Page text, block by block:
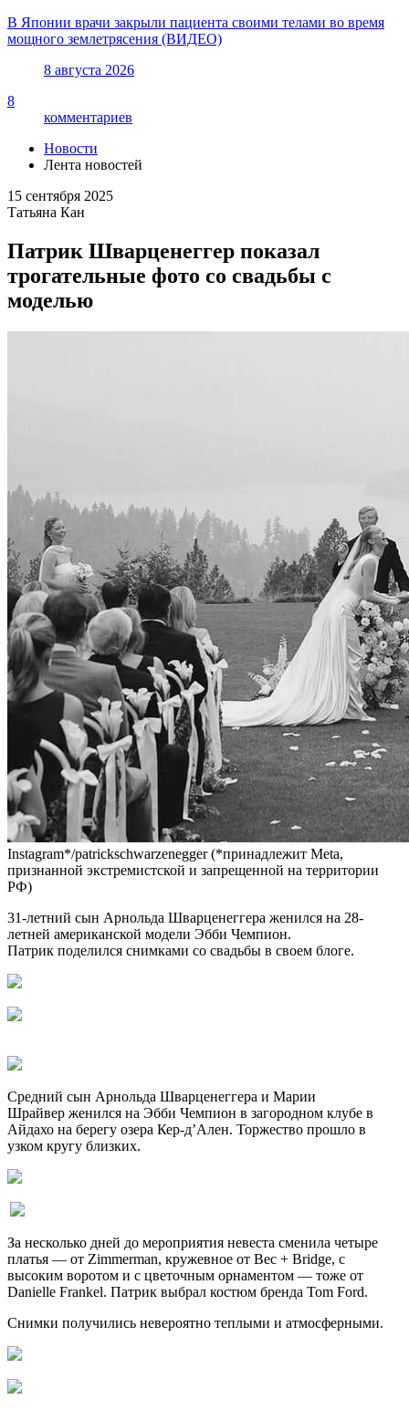
В Японии врачи закрыли пациента своими телами во время
мощного землетрясения (ВИДЕО)
8 августа 2026
8
комментариев
Новости
Лента новостей
15 сентября 2025
Татьяна Кан
Патрик Шварценеггер показал
трогательные фото со свадьбы с
моделью
Instagram*/patrickschwarzenegger (*принадлежит Meta,
признанной экстремистской и запрещенной на территории
РФ)
31-летний сын Арнольда Шварценеггера женился на 28-
летней американской модели Эбби Чемпион.
Патрик поделился снимками со свадьбы в своем блоге.
Средний сын Арнольда Шварценеггера и Марии
Шрайвер женился на Эбби Чемпион в загородном клубе в
Айдахо на берегу озера Кер-д’Ален. Торжество прошло в
узком кругу близких.
За несколько дней до мероприятия невеста сменила четыре
платья — от Zimmerman, кружевное от Bec + Bridge, с
высоким воротом и с цветочным орнаментом — тоже от
Danielle Frankel. Патрик выбрал костюм бренда Tom Ford.
Снимки получились невероятно теплыми и атмосферными.